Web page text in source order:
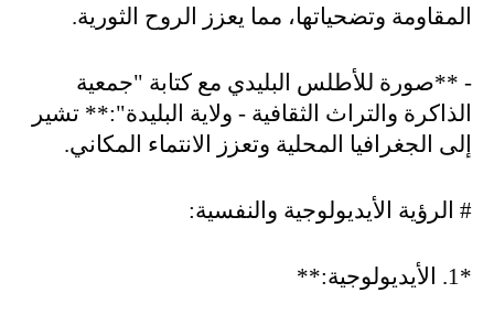
المقاومة وتضحياتها، مما يعزز الروح الثورية.
- **صورة للأطلس البليدي مع كتابة "جمعية
الذاكرة والتراث الثقافية - ولاية البليدة":** تشير
إلى الجغرافيا المحلية وتعزز الانتماء المكاني.
# الرؤية الأيديولوجية والنفسية:
*1. الأيديولوجية:**